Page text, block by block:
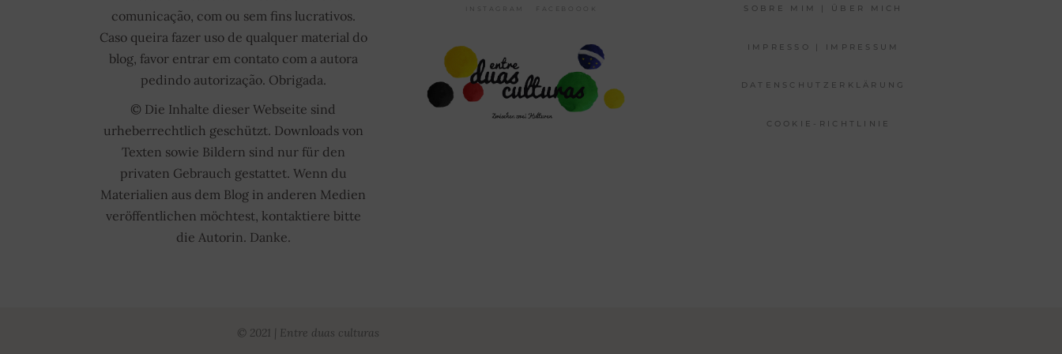
comunicação, com ou sem fins lucrativos.
Caso queira fazer uso de qualquer material do
blog, favor entrar em contato com a autora
pedindo autorização. Obrigada.
© Die Inhalte dieser Webseite sind
urheberrechtlich geschützt. Downloads von
Texten sowie Bildern sind nur für den
privaten Gebrauch gestattet. Wenn du
Materialien aus dem Blog in anderen Medien
veröffentlichen möchtest, kontaktiere bitte
die Autorin. Danke.
INSTAGRAM FACEBOOOK SOBRE MIM | ÜBER MICH
IMPRESSO | IMPRESSUM
DATENSCHUTZERKLÄRUNG
COOKIE-RICHTLINIE
© 2021 | Entre duas culturas